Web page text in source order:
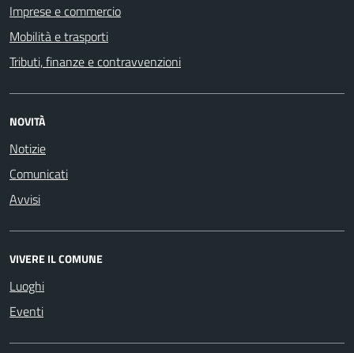
Imprese e commercio
Mobilità e trasporti
Tributi, finanze e contravvenzioni
NOVITÀ
Notizie
Comunicati
Avvisi
VIVERE IL COMUNE
Luoghi
Eventi